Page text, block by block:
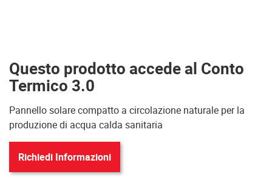
Questo prodotto accede al Conto
Termico 3.0
Pannello solare compatto a circolazione naturale per la
produzione di acqua calda sanitaria
Richiedi Informazioni